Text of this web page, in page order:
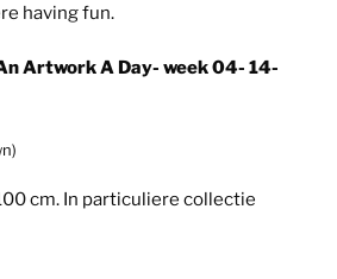
having fun.
Artwork A Day- week 04- 14-
cm. In particuliere collectie